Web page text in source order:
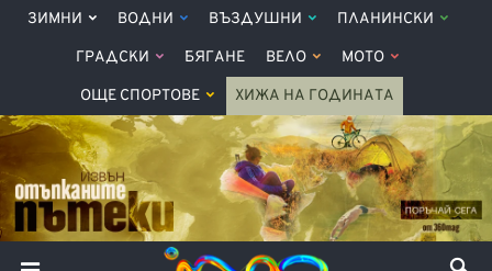
ЗИМНИ ВОДНИ ВЪЗДУШНИ ПЛАНИНСКИ
ГРАДСКИ БЯГАНЕ ВЕЛО МОТО
ОЩЕ СПОРТОВЕ ХИЖА НА ГОДИНАТА